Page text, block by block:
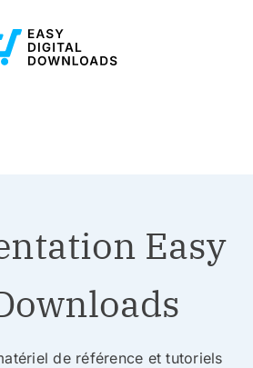
Easy
de référence et tutoriels